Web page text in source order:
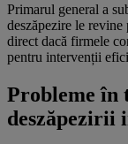
Primarul general a
deszăpezire le
direct dacă firmele
pentru intervenții
Probleme în
deszăpezirii